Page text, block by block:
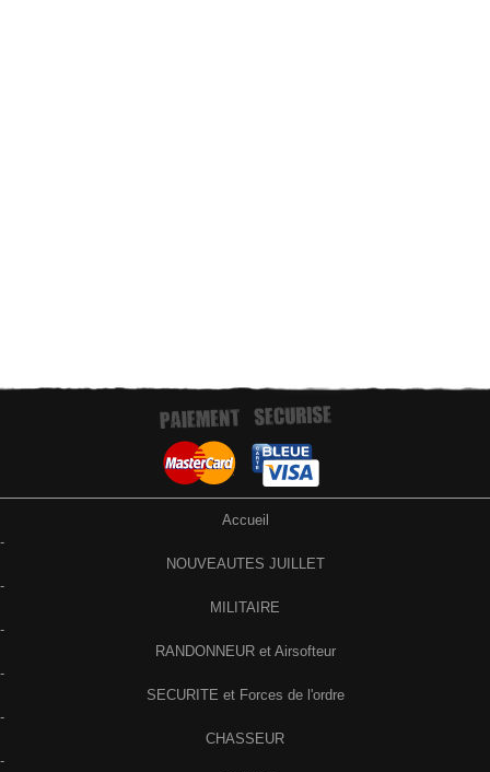
Accueil
-
NOUVEAUTES JUILLET
-
MILITAIRE
-
RANDONNEUR et Airsofteur
-
SECURITE et Forces de l'ordre
-
CHASSEUR
-